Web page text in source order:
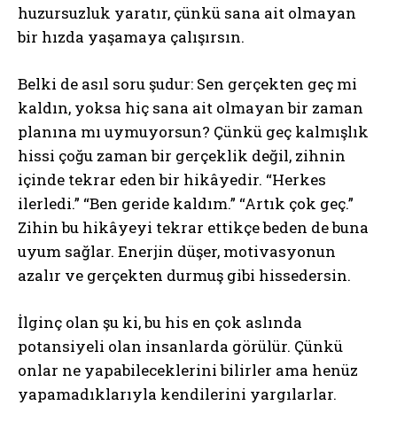
huzursuzluk yaratır, çünkü sana ait olmayan
bir hızda yaşamaya çalışırsın.
Belki de asıl soru şudur: Sen gerçekten geç mi
kaldın, yoksa hiç sana ait olmayan bir zaman
planına mı uymuyorsun? Çünkü geç kalmışlık
hissi çoğu zaman bir gerçeklik değil, zihnin
içinde tekrar eden bir hikâyedir. “Herkes
ilerledi.” “Ben geride kaldım.” “Artık çok geç.”
Zihin bu hikâyeyi tekrar ettikçe beden de buna
uyum sağlar. Enerjin düşer, motivasyonun
azalır ve gerçekten durmuş gibi hissedersin.
İlginç olan şu ki, bu his en çok aslında
potansiyeli olan insanlarda görülür. Çünkü
onlar ne yapabileceklerini bilirler ama henüz
yapamadıklarıyla kendilerini yargılarlar.